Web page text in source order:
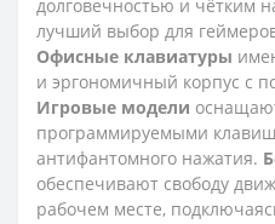
долговечностью и чётким
лучший выбор для
Офисные клавиатуры
и эргономичный корпус с
Игровые модели
программируемыми
антифантомного нажатия.
обеспечивают свободу
рабочем месте,